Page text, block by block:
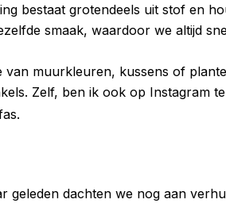
bestaat grotendeels uit stof en
smaak, waardoor we altijd
van muurkleuren, kussens of
Zelf, ben ik ook op Instagram
geleden dachten we nog aan